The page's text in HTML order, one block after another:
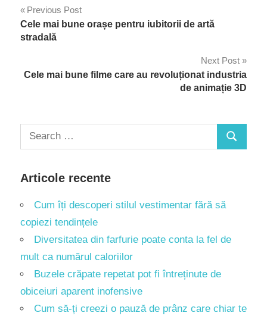
Navigare
în
Previous Post
Cele mai bune orașe pentru iubitorii de artă
stradală
Next Post
Cele mai bune filme care au revoluționat industria
de animație 3D
Search
for:
Search
Articole recente
Cum îți descoperi stilul vestimentar fără să
copiezi tendințele
Diversitatea din farfurie poate conta la fel de
mult ca numărul caloriilor
Buzele crăpate repetat pot fi întreținute de
obiceiuri aparent inofensive
Cum să-ți creezi o pauză de prânz care chiar te